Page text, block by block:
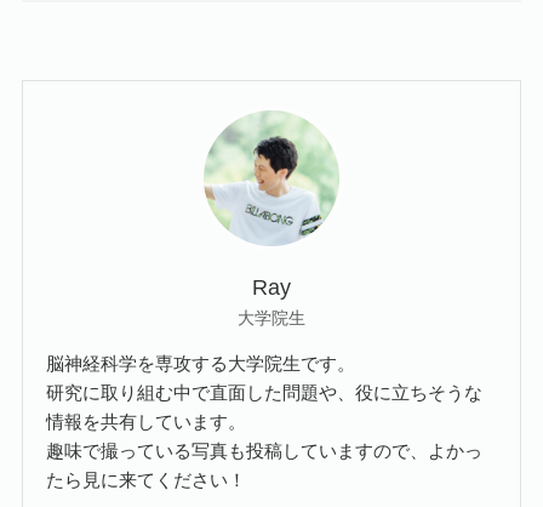
Ray
大学院生
脳神経科学を専攻する大学院生です。
研究に取り組む中で直面した問題や、役に立ちそうな
情報を共有しています。
趣味で撮っている写真も投稿していますので、よかっ
たら見に来てください！